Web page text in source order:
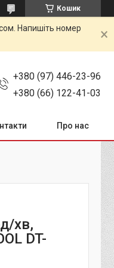
Кошик
Напишіть номер
+380 (97) 446-23-96
+380 (66) 122-41-03
Про нас
хв,
DT-